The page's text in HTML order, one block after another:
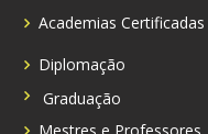
Academias Certificadas
Diplomação
Graduação